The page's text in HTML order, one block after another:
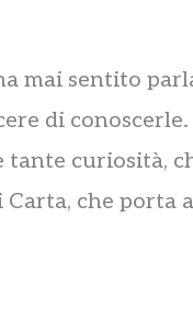
mai sentito
di
tante curiosità,
Carta, che